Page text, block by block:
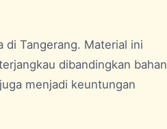
di Tangerang. Material ini
dibandingkan bahan
menjadi keuntungan